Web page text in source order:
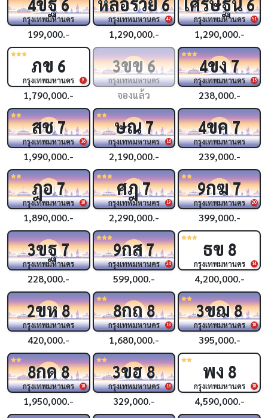
กรุงเทพมหานคร
199,000.-
42
กรุงเทพมหานคร
1,290,000.-
51
กรุงเทพมหานคร
1,290,000.-
9
ภข 6
กรุงเทพมหานคร
1,790,000.-
3ขข6
กรุงเทพมหานคร
จองแล้ว
15
4ขง7
กรุงเทพมหานคร
238,000.-
16
สช7
กรุงเทพมหานคร
1,990,000.-
16
ษณ7
กรุงเทพมหานคร
2,190,000.-
4ขค7
กรุงเทพมหานคร
239,000.-
18
ฎอ7
กรุงเทพมหานคร
1,890,000.-
19
ศฎ7
กรุงเทพมหานคร
2,290,000.-
20
9กฆ7
กรุงเทพมหานคร
399,000.-
3ขฐ7
กรุงเทพมหานคร
228,000.-
24
9กส7
กรุงเทพมหานคร
599,000.-
14
ธข 8
กรุงเทพมหานคร
4,200,000.-
2ขห8
กรุงเทพมหานคร
420,000.-
18
8กถ8
กรุงเทพมหานคร
1,680,000.-
18
3ขฌ8
กรุงเทพมหานคร
395,000.-
18
8กด8
กรุงเทพมหานคร
1,950,000.-
18
3ขฮ8
กรุงเทพมหานคร
329,000.-
18
พง 8
กรุงเทพมหานคร
4,590,000.-